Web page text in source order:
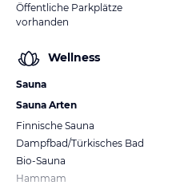
Öffentliche Parkplätze
vorhanden
Wellness
Sauna
Sauna Arten
Finnische Sauna
Dampfbad/Türkisches Bad
Bio-Sauna
Hammam